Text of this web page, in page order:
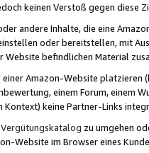
keinen Verstoß gegen diese
andere Inhalte, die eine
oder bereitstellen, mit
befindlichen Material
einer Amazon-Website
einem Forum, einem
keine Partner-Links
Vergütungskatalog zu umgehen
Website im Browser eines